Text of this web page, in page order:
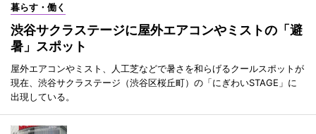
暮らす・働く
渋谷サクラステージに屋外エアコンやミストの「避
暑」スポット
屋外エアコンやミスト、人工芝などで暑さを和らげるクールスポットが
現在、渋谷サクラステージ（渋谷区桜丘町）の「にぎわいSTAGE」に
出現している。